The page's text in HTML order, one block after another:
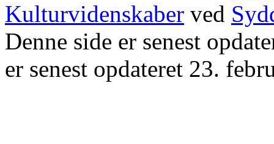
Kulturvidenskaber ved
Denne side er senest
er senest opdateret 23.